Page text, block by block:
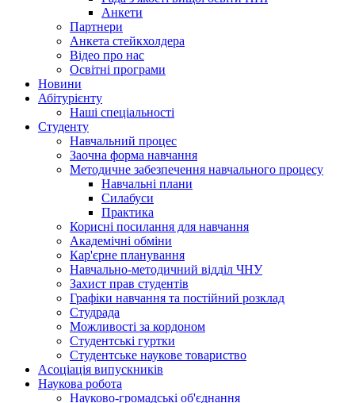
Анкети
Партнери
Анкета стейкхолдера
Відео про нас
Освітні програми
Hовини
Абітурієнту
Наші спеціальності
Студенту
Навчальний процес
Заочна форма навчання
Методичне забезпечення навчального процесу
Навчальні плани
Силабуси
Практика
Корисні посилання для навчання
Академічні обміни
Кар'єрне планування
Навчально-методичний відділ ЧНУ
Захист прав студентів
Графіки навчання та постійний розклад
Студрада
Можливості за кордоном
Студентські гуртки
Студентське наукове товариство
Асоціація випускників
Наукова робота
Науково-громадські об'єднання